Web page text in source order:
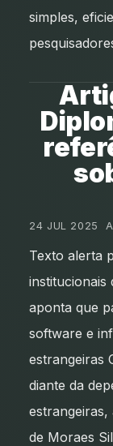
simples,
24 JUL 2025
Texto alerta
institucionais
aponta que
software e
estrangeiras
diante da
de Moraes